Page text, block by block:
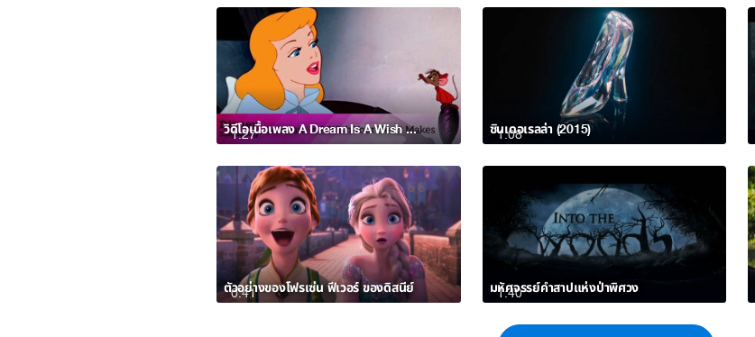
1:27 วิดีโอเนื้อเพลง A Dream Is A Wish Your Heart Makes จากภาพยนตร์ Cinderella 1:08
ซินเดอเรลล่า (2015)
0:41
ตัวอย่างของโฟรเซ่น ฟีเวอร์ ของดิสนีย์ 1:40
มหัศจรรย์คำสาปแห่งป่าพิศวง